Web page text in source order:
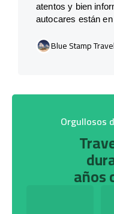
atentos y bien
autocares están
Blue Stamp Travel
Orgullosos
años